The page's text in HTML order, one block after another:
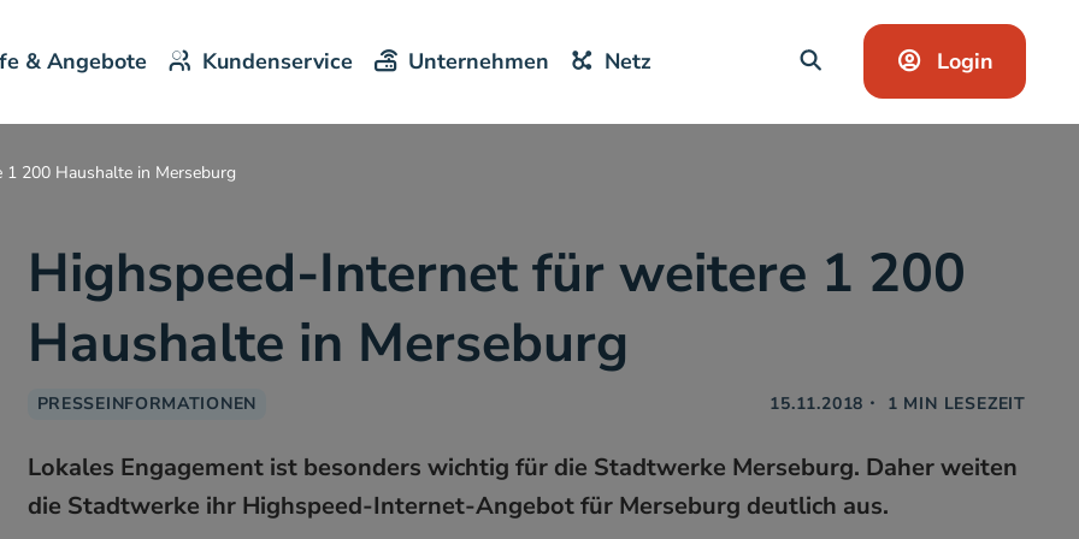
& Angebote Kundenservice Unternehmen Netz Login
200 Haushalte in Merseburg
Highspeed-Internet für weitere 1 200
Haushalte in Merseburg
PRESSEINFORMATIONEN 15.11.2018 ・ 1 MIN LESEZEIT
Lokales Engagement ist besonders wichtig für die Stadtwerke Merseburg. Daher weiten
die Stadtwerke ihr Highspeed-Internet-Angebot für Merseburg deutlich aus.